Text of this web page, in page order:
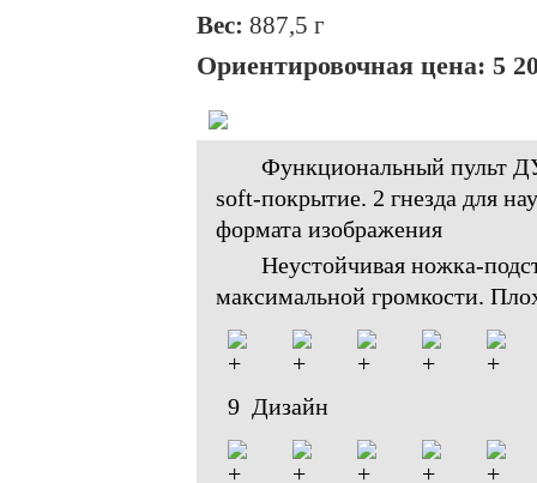
Вес: 887,5 г
Ориентировочная цена: 5
Функциональный пульт
soft-покрытие. 2 гнезда для
формата изображения
Неустойчивая ножка-
максимальной громкости.
9 Дизайн